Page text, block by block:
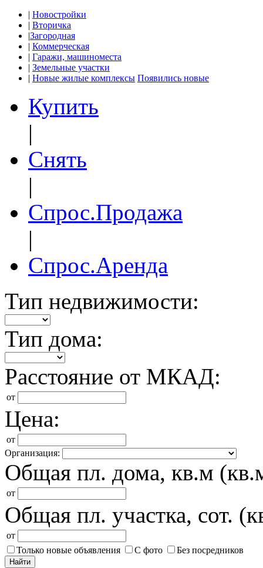
| Новостройки
| Вторичка
|Загородная
| Коммерческая
| Гаражи, машиноместа
| Земельные участки
| Новые жилые комплексы Появились новые
Купить
|
Снять
|
Спрос.Продажа
|
Спрос.Аренда
Тип недвижимости:
Тип дома:
Расстояние от МКАД:
от
Цена:
от
Организация:
Общая пл. дома, кв.м
от
Общая пл. участка, сот.
от
Только новые объявления
С фото Без посредников
Найти